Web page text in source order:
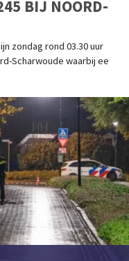
BIJ NOORD-
zondag rond 03.30 uur
Scharwoude waarbij ee